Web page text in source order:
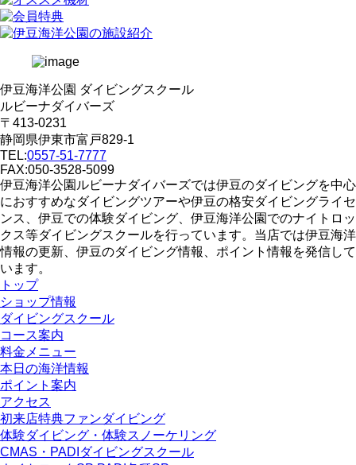
伊豆海洋公園 ダイビングスクール
ルビーナダイバーズ
〒413-0231
静岡県伊東市富戸829-1
TEL:0557-51-7777
FAX:050-3528-5099
伊豆海洋公園ルビーナダイバーズでは伊豆のダイビングを中心
におすすめなダイビングツアーや伊豆の格安ダイビングライセ
ンス、伊豆での体験ダイビング、伊豆海洋公園でのナイトロッ
クス等ダイビングスクールを行っています。当店では伊豆海洋
情報の更新、伊豆のダイビング情報、ポイント情報を発信して
います。
トップ
ショップ情報
ダイビングスクール
コース案内
料金メニュー
本日の海洋情報
ポイント案内
アクセス
初来店特典ファンダイビング
体験ダイビング・体験スノーケリング
CMAS・PADIダイビングスクール